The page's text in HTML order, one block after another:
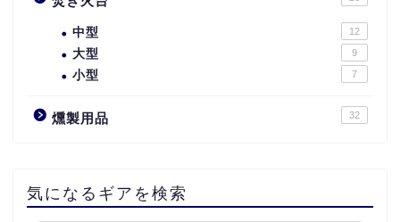
中型 12
大型 9
小型 7
燻製用品 32
気になるギアを検索